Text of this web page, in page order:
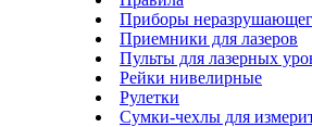
Приборы
Приемники для лазеров
Пульты для лазерных
Рейки нивелирные
Рулетки
Сумки-чехлы для